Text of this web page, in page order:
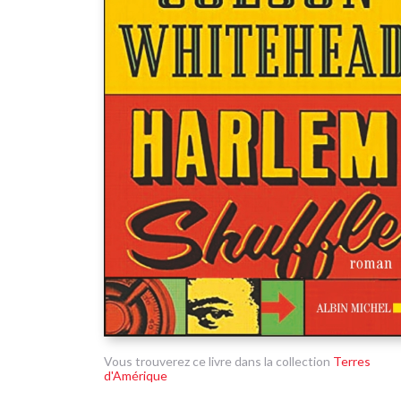
Vous trouverez ce livre dans la collection Terres
d'Amérique